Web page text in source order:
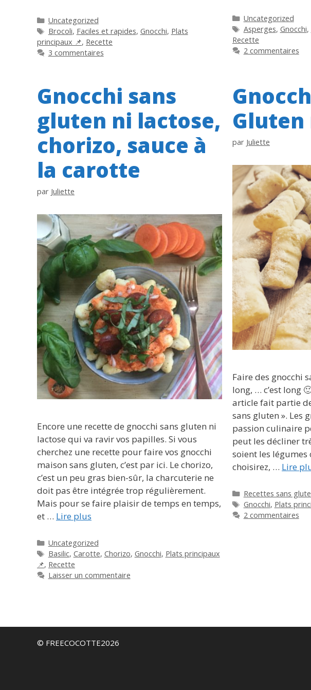
Catégories
Uncategorized
Étiquettes
Brocoli, Faciles et rapides, Gnocchi, Plats
principaux 📌, Recette
3 commentaires
Catégories
Uncategorized
Étiquettes
Asperges, Gnocchi,
Recette
2 commentaires
Gnocchi sans
gluten ni lactose,
chorizo, sauce à
la carotte
par Juliette
Encore une recette de gnocchi sans gluten ni
lactose qui va ravir vos papilles. Si vous
cherchez une recette pour faire vos gnocchi
maison sans gluten, c’est par ici. Le chorizo,
c’est un peu gras bien-sûr, la charcuterie ne
doit pas être intégrée trop régulièrement.
Mais pour se faire plaisir de temps en temps,
et … Lire plus
Catégories
Uncategorized
Étiquettes
Basilic, Carotte, Chorizo, Gnocchi, Plats principaux
📌, Recette
Laisser un commentaire
Gluten
par Juliette
Faire des gnocchi
long, … c’est long
article fait partie
sans gluten ». Les
passion culinaire
peut les décliner
soient les légumes
choisirez, … Lire
Catégories
Recettes sans
Étiquettes
Gnocchi, Plats
2 commentaires
© FREECOCOTTE2026